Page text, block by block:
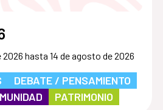
2026 hasta 14 de agosto de 2026
DEBATE / PENSAMIENTO
PATRIMONIO